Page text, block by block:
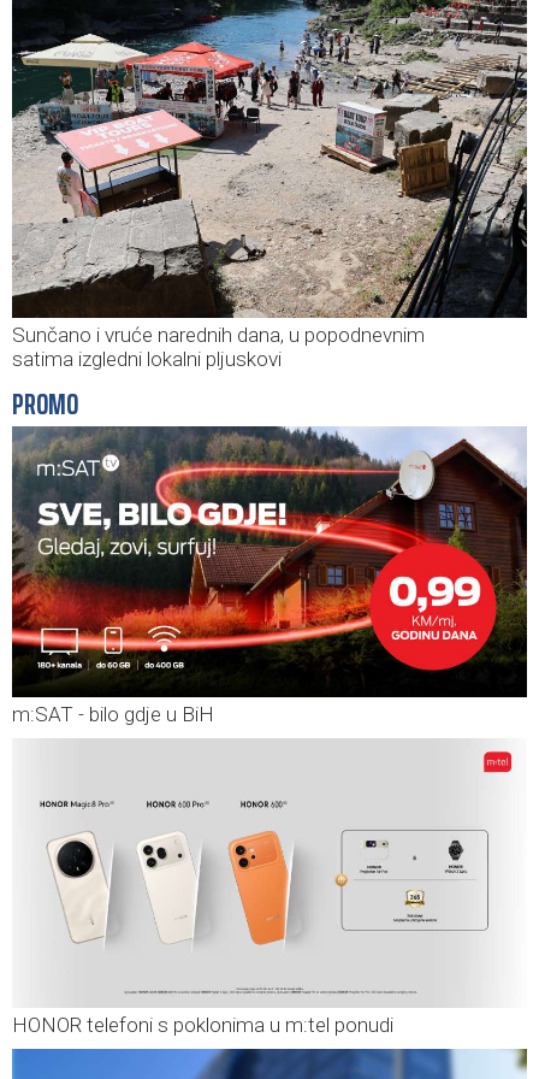
Sunčano i vruće narednih dana, u popodnevnim
satima izgledni lokalni pljuskovi
PROMO
m:SAT - bilo gdje u BiH
HONOR telefoni s poklonima u m:tel ponudi